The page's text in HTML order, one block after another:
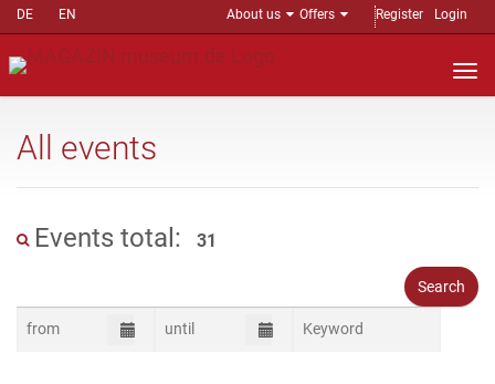
DE EN About us Offers Register Login
All events
Events total: 31